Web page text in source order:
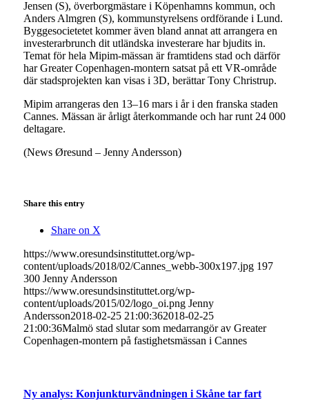
Jensen (S), överborgmästare i Köpenhamns kommun, och
Anders Almgren (S), kommunstyrelsens ordförande i Lund.
Byggesocietetet kommer även bland annat att arrangera en
investerarbrunch dit utländska investerare har bjudits in.
Temat för hela Mipim-mässan är framtidens stad och därför
har Greater Copenhagen-montern satsat på ett VR-område
där stadsprojekten kan visas i 3D, berättar Tony Christrup.
Mipim arrangeras den 13–16 mars i år i den franska staden
Cannes. Mässan är årligt återkommande och har runt 24 000
deltagare.
(News Øresund – Jenny Andersson)
Share this entry
Share on X
https://www.oresundsinstituttet.org/wp-
content/uploads/2018/02/Cannes_webb-300x197.jpg 197
300 Jenny Andersson
https://www.oresundsinstituttet.org/wp-
content/uploads/2015/02/logo_oi.png Jenny
Andersson2018-02-25 21:00:362018-02-25
21:00:36Malmö stad slutar som medarrangör av Greater
Copenhagen-montern på fastighetsmässan i Cannes
Ny analys: Konjunkturvändningen i Skåne tar fart